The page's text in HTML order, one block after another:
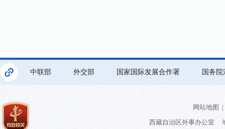
中联部 外交部 国家国际发展合作署 国务
网站地图 |
西藏自治区外事办公室